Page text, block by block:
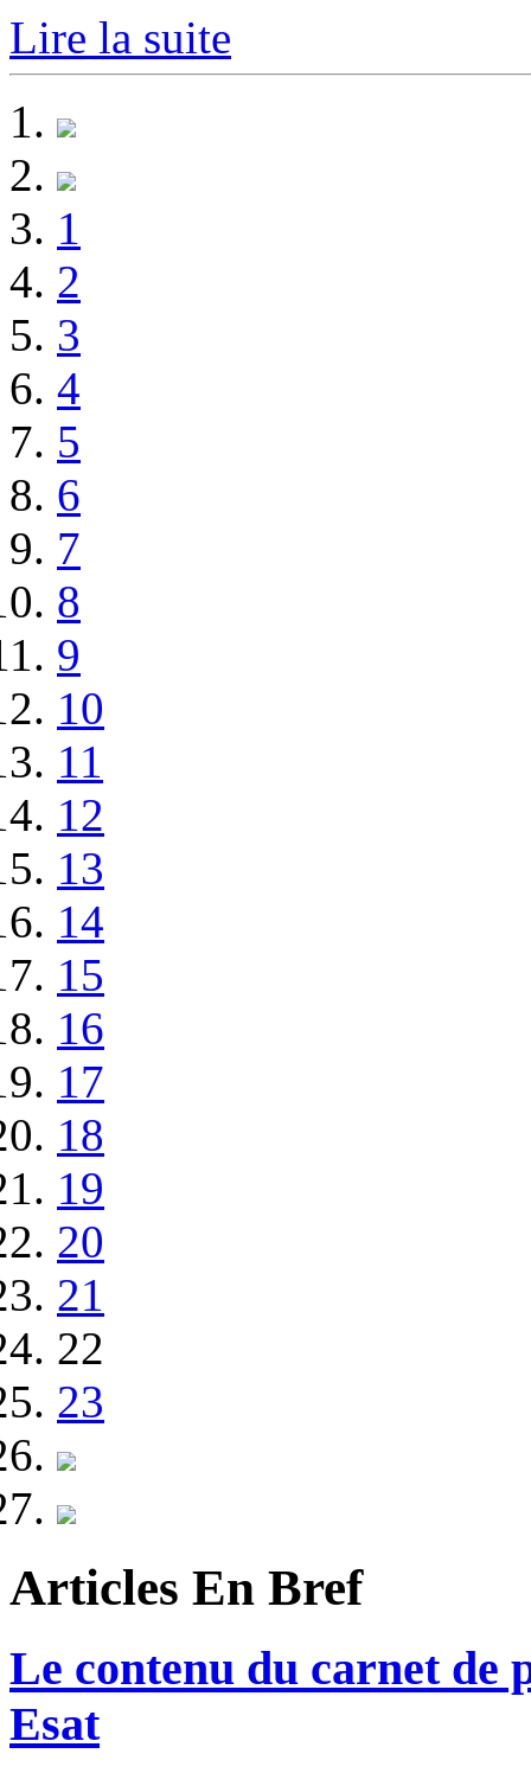
Lire la suite
1
2
3
4
5
6
7
8
9
10
11
12
13
14
15
16
17
18
19
20
21
22
23
Articles En Bref
Le contenu du carnet de
Esat